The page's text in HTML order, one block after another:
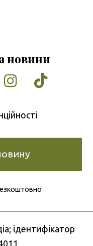
новини
Instagram
Tiktok
ідентифікатор